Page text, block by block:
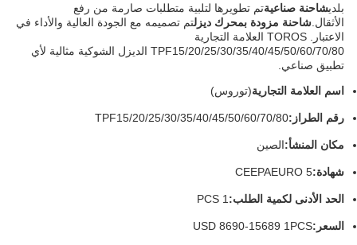
بلديشاحنة صناعيةتم تطويرها لتلبية متطلبات صارمة من رفع
الأثقال. شاحنة مزودة بمحرك ديزل تم تصميمه مع الجودة العالية والأداء في
الاعتبار. TOROS العلامة التجارية
TPF15/20/25/30/35/40/45/50/60/70/80 الديزل الشوكية مثالية لأي
تطبيق صناعي.
اسم العلامة التجارية(توروس)
رقم الطراز: TPF15/20/25/30/35/40/45/50/60/70/80
مكان المنشأ:الصين
شهادة:CEEPAEURO 5
الحد الأدنى لكمية الطلب:1 PCS
السعر: USD 8690-15689 1PCS